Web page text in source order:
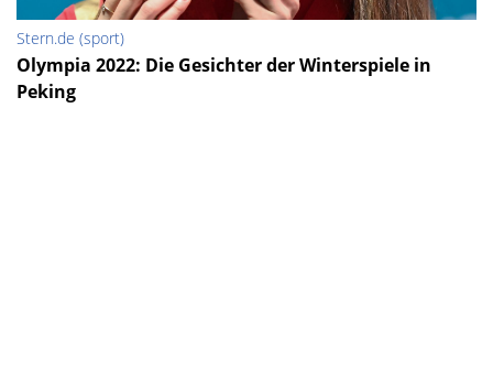
Stern.de (sport)
Olympia 2022: Die Gesichter der Winterspiele in
Peking